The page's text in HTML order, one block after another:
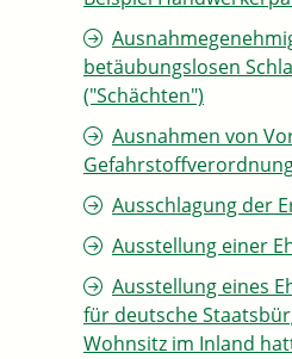
betäubungslosen
("Schächten")
Ausnahmen von
Ausschlagung der
Ausstellung einer
Ausstellung eines
für deutsche
Wohnsitz im Inland